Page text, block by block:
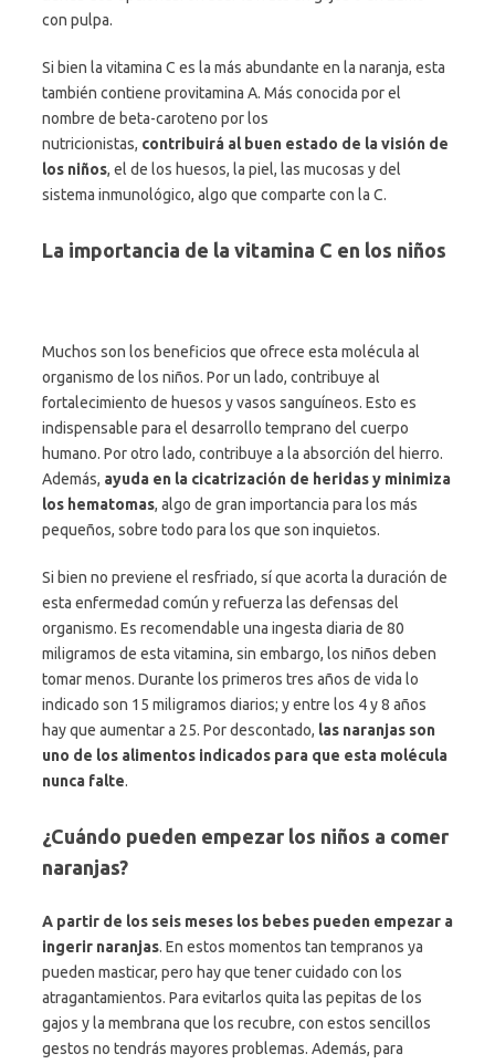
con pulpa.
Si bien la vitamina C es la más abundante en la naranja, esta
también contiene provitamina A. Más conocida por el
nombre de beta-caroteno por los
nutricionistas, contribuirá al buen estado de la visión de
los niños, el de los huesos, la piel, las mucosas y del
sistema inmunológico, algo que comparte con la C.
La importancia de la vitamina C en los niños
Muchos son los beneficios que ofrece esta molécula al
organismo de los niños. Por un lado, contribuye al
fortalecimiento de huesos y vasos sanguíneos. Esto es
indispensable para el desarrollo temprano del cuerpo
humano. Por otro lado, contribuye a la absorción del hierro.
Además, ayuda en la cicatrización de heridas y minimiza
los hematomas, algo de gran importancia para los más
pequeños, sobre todo para los que son inquietos.
Si bien no previene el resfriado, sí que acorta la duración de
esta enfermedad común y refuerza las defensas del
organismo. Es recomendable una ingesta diaria de 80
miligramos de esta vitamina, sin embargo, los niños deben
tomar menos. Durante los primeros tres años de vida lo
indicado son 15 miligramos diarios; y entre los 4 y 8 años
hay que aumentar a 25. Por descontado, las naranjas son
uno de los alimentos indicados para que esta molécula
nunca falte.
¿Cuándo pueden empezar los niños a comer
naranjas?
A partir de los seis meses los bebes pueden empezar a
ingerir naranjas. En estos momentos tan tempranos ya
pueden masticar, pero hay que tener cuidado con los
atragantamientos. Para evitarlos quita las pepitas de los
gajos y la membrana que los recubre, con estos sencillos
gestos no tendrás mayores problemas. Además, para